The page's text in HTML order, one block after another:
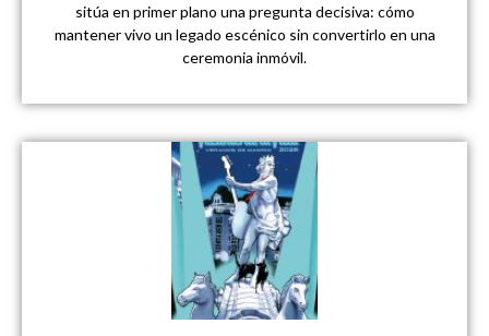
sitúa en primer plano una pregunta decisiva: cómo
mantener vivo un legado escénico sin convertirlo en una
ceremonia inmóvil.